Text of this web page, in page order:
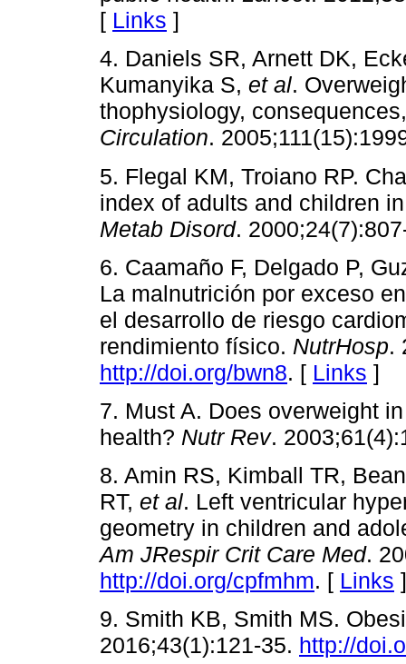
[ Links ]
4. Daniels SR, Arnett DK,
Kumanyika S, et al.
thophysiology,
Circulation.
5. Flegal KM, Troiano RP.
index of adults and children
Metab Disord.
6. Caamaño F, Delgado P,
La malnutrición por exceso
el desarrollo de riesgo
rendimiento físico. NutrHosp.
http://doi.org/bwn8. [ Links ]
7. Must A. Does overweight
health? Nutr Rev.
8. Amin RS, Kimball TR,
RT, et al. Left ventricular
geometry in children and
Am JRespir Crit Care Med.
http://doi.org/cpfmhm. [ Links ]
9. Smith KB, Smith MS.
2016;43(1):121-35. http://